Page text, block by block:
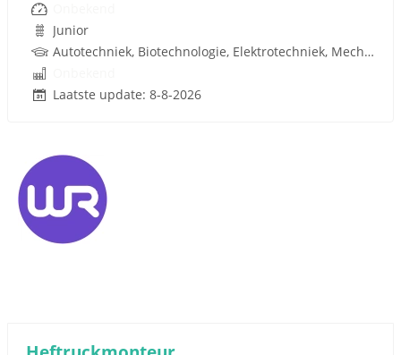
Junior
Autotechniek, Biotechnologie, Elektrotechniek, Mechatronica, Werktuigbouwkunde, Metaal, Techniek, W-Installaties, Rijbewijs
Laatste update: 8-8-2026